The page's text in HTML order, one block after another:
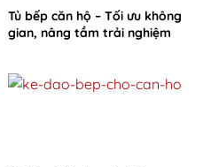
Tủ bếp căn hộ – Tối ưu không
gian, nâng tầm trải nghiệm